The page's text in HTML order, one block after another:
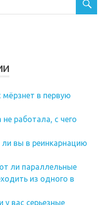
мёрзнет в первую
не работала, с чего
ли вы в реинкарнацию
ли параллельные
из одного в
у вас серьезные